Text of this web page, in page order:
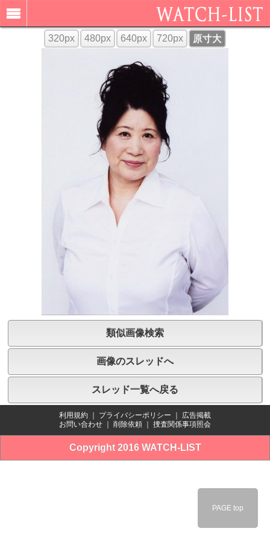
320px 480px 640px 720px 原寸大
類似画像検索
画像のスレッドへ
スレッド一覧へ戻る
利用規約 プライバシーポリシー
広告掲載
お問い合わせ
削除依頼 捜査関係事項照会
Copyright 2016 WATCH-LIST
PAGE top